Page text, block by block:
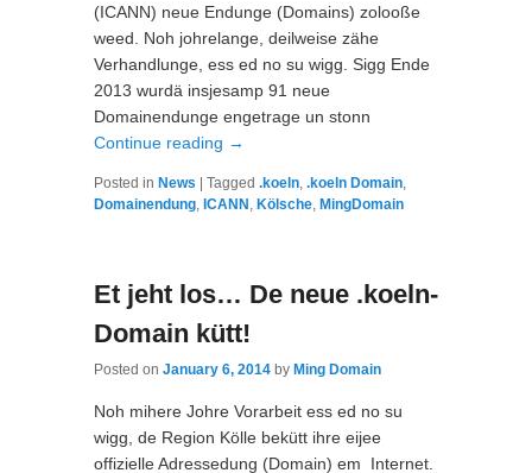
(ICANN) neue Endunge (Domains) zolooße
weed. Noh johrelange, deilweise zähe
Verhandlunge, ess ed no su wigg. Sigg Ende
2013 wurdä insjesamp 91 neue
Domainendunge engetrage un stonn
Continue reading →
Posted in News Tagged .koeln, .koeln Domain,
Domainendung, ICANN , Kölsche, MingDomain
Et jeht los… De neue .koeln-
Domain kütt!
Posted on January 6, 2014 by Ming Domain
Noh mihere Johre Vorarbeit ess ed no su
wigg, de Region Kölle bekütt ihre eijee
offizielle Adressedung (Domain) em Internet.